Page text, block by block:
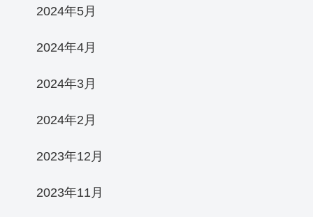
2024年5月
2024年4月
2024年3月
2024年2月
2023年12月
2023年11月